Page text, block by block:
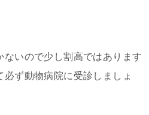
ないので少し割高ではあります
ず動物病院に受診しましょ